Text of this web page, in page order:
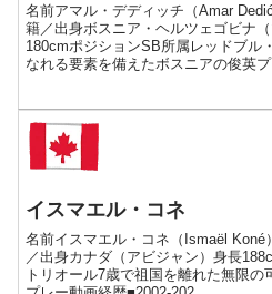
名前アマル・デディッチ（Amar
籍／出身ボスニア・ヘルツェゴビナ
180cmポジションSB所属レッドブル
なれる要素を備えたボスニアの俊英プ
イスマエル・コネ
名前イスマエル・コネ（Ismaël Koné
／出身カナダ（アビジャン）身長
トリオール7歳で祖国を離れた無限